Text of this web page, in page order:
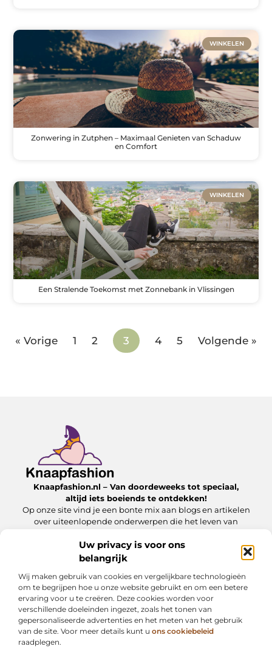
Uw privacy is voor ons
belangrijk
Wij maken gebruik van cookies en vergelijkbare technologieën
om te begrijpen hoe u onze website gebruikt en om een betere
ervaring voor u te creëren. Deze cookies worden voor
verschillende doeleinden ingezet, zoals het tonen van
gepersonaliseerde advertenties en het meten van het gebruik
van de site. Voor meer details kunt u ons cookiebeleid
raadplegen.
WINKELEN
Zonwering in Zutphen – Maximaal Genieten van Schaduw
en Comfort
WINKELEN
Een Stralende Toekomst met Zonnebank in Vlissingen
« Vorige 1 2 3 4 5 Volgende »
Knaapfashion.nl – Van doordeweeks tot speciaal,
altijd iets boeiends te ontdekken!
Op onze site vind je een bonte mix aan blogs en artikelen
over uiteenlopende onderwerpen die het leven van
Onze informatie
Bericht categorie